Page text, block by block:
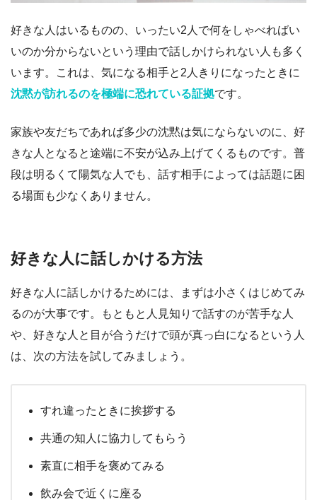
好きな人はいるものの、いったい2人で何をしゃべればい
いのか分からないという理由で話しかけられない人も多く
います。これは、気になる相手と2人きりになったときに
沈黙が訪れるのを極端に恐れている証拠です。
家族や友だちであれば多少の沈黙は気にならないのに、好
きな人となると途端に不安が込み上げてくるものです。普
段は明るくて陽気な人でも、話す相手によっては話題に困
る場面も少なくありません。
好きな人に話しかける方法
好きな人に話しかけるためには、まずは小さくはじめてみ
るのが大事です。もともと人見知りで話すのが苦手な人
や、好きな人と目が合うだけで頭が真っ白になるという人
は、次の方法を試してみましょう。
すれ違ったときに挨拶する
共通の知人に協力してもらう
素直に相手を褒めてみる
飲み会で近くに座る